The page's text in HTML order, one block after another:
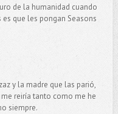
de la humanidad cuando
que les pongan Seasons
y la madre que las parió,
reiría tanto como me he
siempre.